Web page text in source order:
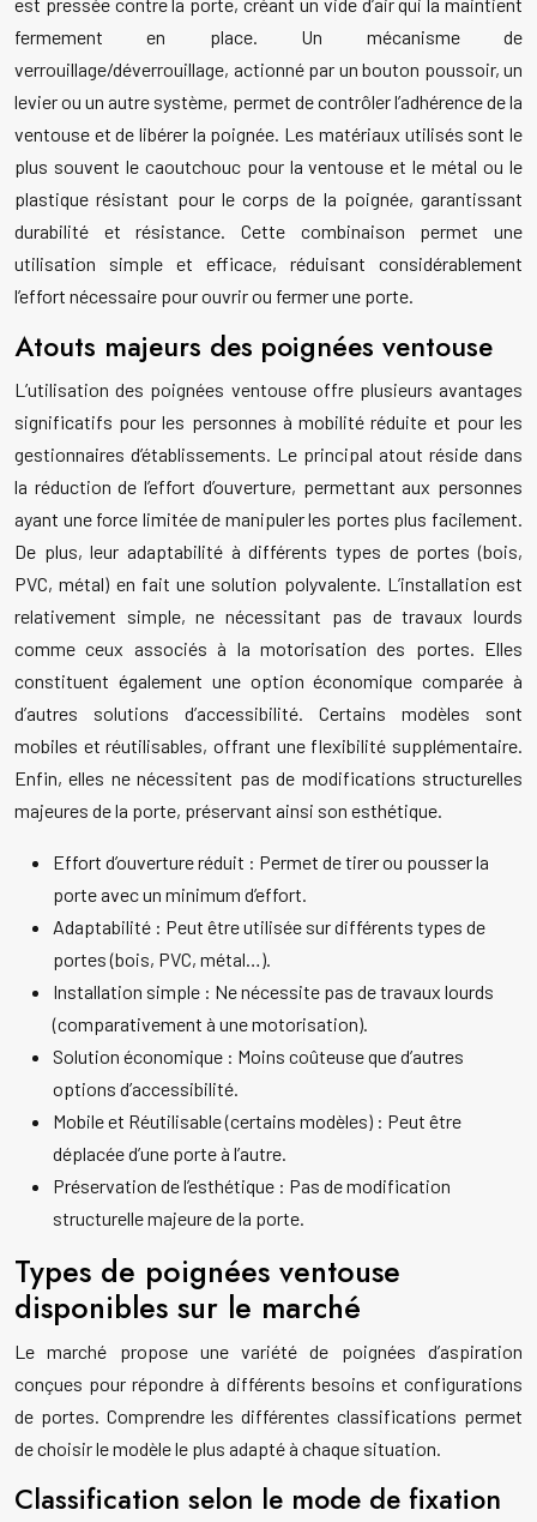
fermement en place. Un mécanisme de
verrouillage/déverrouillage, actionné par un bouton poussoir, un
levier ou un autre système, permet de contrôler l’adhérence de la
ventouse et de libérer la poignée. Les matériaux utilisés sont le
plus souvent le caoutchouc pour la ventouse et le métal ou le
plastique résistant pour le corps de la poignée, garantissant
durabilité et résistance. Cette combinaison permet une
utilisation simple et efficace, réduisant considérablement
l’effort nécessaire pour ouvrir ou fermer une porte.
Atouts majeurs des poignées ventouse
L’utilisation des poignées ventouse offre plusieurs avantages
significatifs pour les personnes à mobilité réduite et pour les
gestionnaires d’établissements. Le principal atout réside dans
la réduction de l’effort d’ouverture, permettant aux personnes
ayant une force limitée de manipuler les portes plus facilement.
De plus, leur adaptabilité à différents types de portes (bois,
PVC, métal) en fait une solution polyvalente. L’installation est
relativement simple, ne nécessitant pas de travaux lourds
comme ceux associés à la motorisation des portes. Elles
constituent également une option économique comparée à
d’autres solutions d’accessibilité. Certains modèles sont
mobiles et réutilisables, offrant une flexibilité supplémentaire.
Enfin, elles ne nécessitent pas de modifications structurelles
majeures de la porte, préservant ainsi son esthétique.
Effort d’ouverture réduit : Permet de tirer ou pousser la
porte avec un minimum d’effort.
Adaptabilité : Peut être utilisée sur différents types de
portes (bois, PVC, métal…).
Installation simple : Ne nécessite pas de travaux lourds
(comparativement à une motorisation).
Solution économique : Moins coûteuse que d’autres
options d’accessibilité.
Mobile et Réutilisable (certains modèles) : Peut être
déplacée d’une porte à l’autre.
Préservation de l’esthétique : Pas de modification
structurelle majeure de la porte.
Types de poignées ventouse
disponibles sur le marché
Le marché propose une variété de poignées d’aspiration
conçues pour répondre à différents besoins et configurations
de portes. Comprendre les différentes classifications permet
de choisir le modèle le plus adapté à chaque situation.
Classification selon le mode de fixation